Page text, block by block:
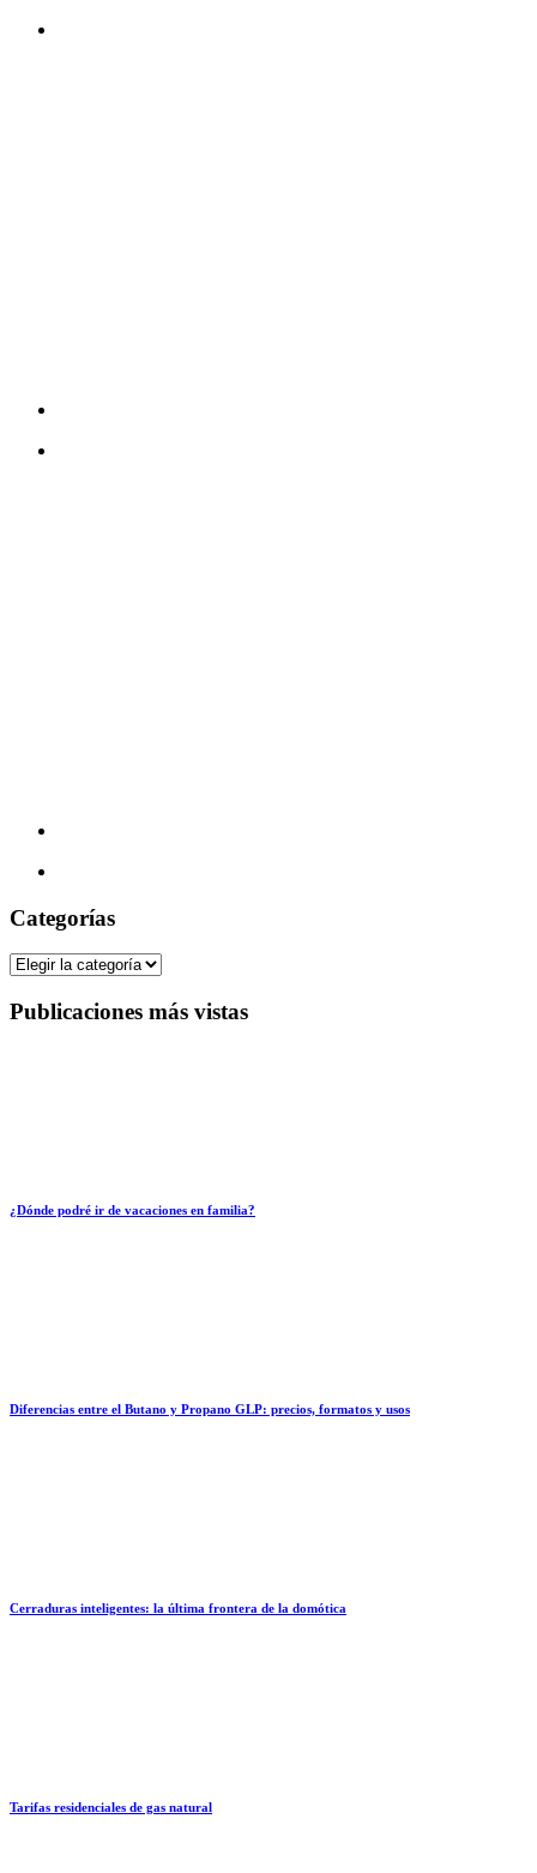
Categorías
Categorías
Publicaciones más vistas
¿Dónde podré ir de vacaciones en familia?
Diferencias entre el Butano y Propano GLP: precios, formatos y usos
Cerraduras inteligentes: la última frontera de la domótica
Tarifas residenciales de gas natural